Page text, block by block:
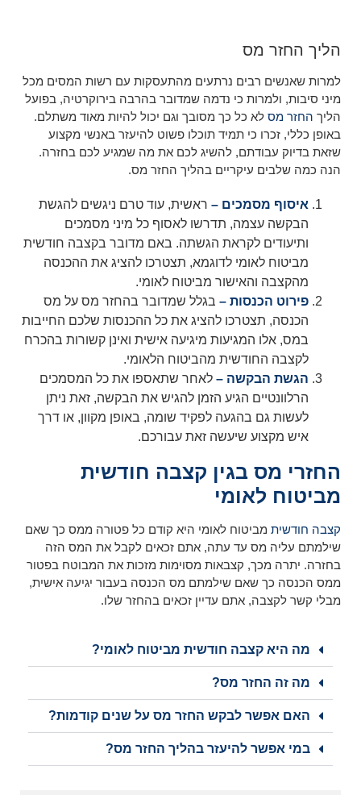
הליך החזר מס
למרות שאנשים רבים נרתעים מהתעסקות עם רשות המסים מכל
מיני סיבות, ולמרות כי נדמה שמדובר בהרבה בירוקרטיה, בפועל
הליך החזר מס לא כל כך מסובך וגם יכול להיות מאוד משתלם.
באופן כללי, זכרו כי תמיד תוכלו פשוט להיעזר באנשי מקצוע
שזאת בדיוק עבודתם, להשיג לכם את מה שמגיע לכם בחזרה.
הנה כמה שלבים עיקריים בהליך החזר מס.
איסוף מסמכים – ראשית, עוד טרם ניגשים להגשת
הבקשה עצמה, תדרשו לאסוף כל מיני מסמכים
ותיעודים לקראת הגשתה. באם מדובר בקצבה חודשית
מביטוח לאומי לדוגמא, תצטרכו להציג את ההכנסה
מהקצבה והאישור מביטוח לאומי.
פירוט הכנסות – בגלל שמדובר בהחזר מס על מס
הכנסה, תצטרכו להציג את כל ההכנסות שלכם החייבות
במס, אלו המגיעות מיגיעה אישית ואינן קשורות בהכרח
לקצבה החודשית מהביטוח הלאומי.
הגשת הבקשה – לאחר שתאספו את כל המסמכים
הרלוונטיים הגיע הזמן להגיש את הבקשה, זאת ניתן
לעשות גם בהגעה לפקיד שומה, באופן מקוון, או דרך
איש מקצוע שיעשה זאת עבורכם.
החזרי מס בגין קצבה חודשית
מביטוח לאומי
קצבה חודשית מביטוח לאומי היא קודם כל פטורה ממס כך שאם
שילמתם עליה מס עד עתה, אתם זכאים לקבל את המס הזה
בחזרה. יתרה מכך, קצבאות מסוימות מזכות את המבוטח בפטור
ממס הכנסה כך שאם שילמתם מס הכנסה בעבור יגיעה אישית,
מבלי קשר לקצבה, אתם עדיין זכאים בהחזר שלו.
מה היא קצבה חודשית מביטוח לאומי?
מה זה החזר מס?
האם אפשר לבקש החזר מס על שנים קודמות?
במי אפשר להיעזר בהליך החזר מס?